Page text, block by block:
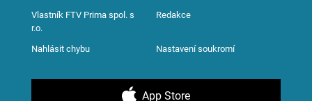
Vlastník FTV Prima spol. s
r.o.
Redakce
Nahlásit chybu Nastavení soukromí
App Store